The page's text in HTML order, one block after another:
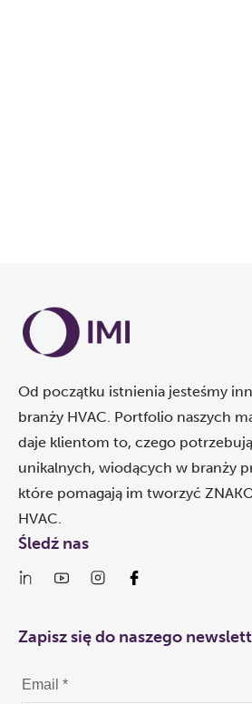
Od początku istnienia jesteśmy
branży HVAC. Portfolio naszych
daje klientom to, czego
unikalnych, wiodących w branży
które pomagają im tworzyć
HVAC.
Śledź nas
Zapisz się do naszego